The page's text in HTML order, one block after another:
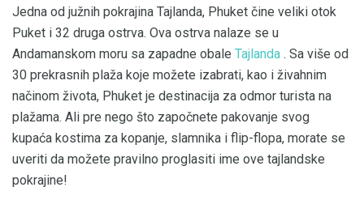
Jedna od južnih pokrajina Tajlanda, Phuket čine veliki otok
Puket i 32 druga ostrva. Ova ostrva nalaze se u
Andamanskom moru sa zapadne obale Tajlanda . Sa više od
30 prekrasnih plaža koje možete izabrati, kao i živahnim
načinom života, Phuket je destinacija za odmor turista na
plažama. Ali pre nego što započnete pakovanje svog
kupaća kostima za kopanje, slamnika i flip-flopa, morate se
uveriti da možete pravilno proglasiti ime ove tajlandske
pokrajine!